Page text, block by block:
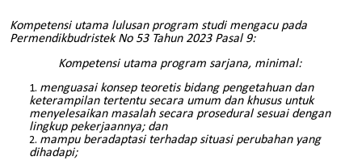
Kompetensi utama lulusan program studi mengacu pada
Permendikbudristek No 53 Tahun 2023 Pasal 9:
Kompetensi utama program sarjana, minimal:
menguasai konsep teoretis bidang pengetahuan dan
keterampilan tertentu secara umum dan khusus untuk
menyelesaikan masalah secara prosedural sesuai dengan
lingkup pekerjaannya; dan
mampu beradaptasi terhadap situasi perubahan yang
dihadapi;